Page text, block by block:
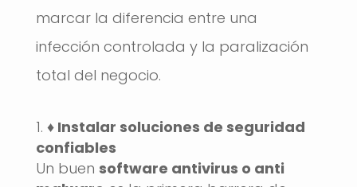
marcar la diferencia entre una
infección controlada y la paralización
total del negocio.
♦️ Instalar soluciones de seguridad
confiables
Un buen software antivirus o anti